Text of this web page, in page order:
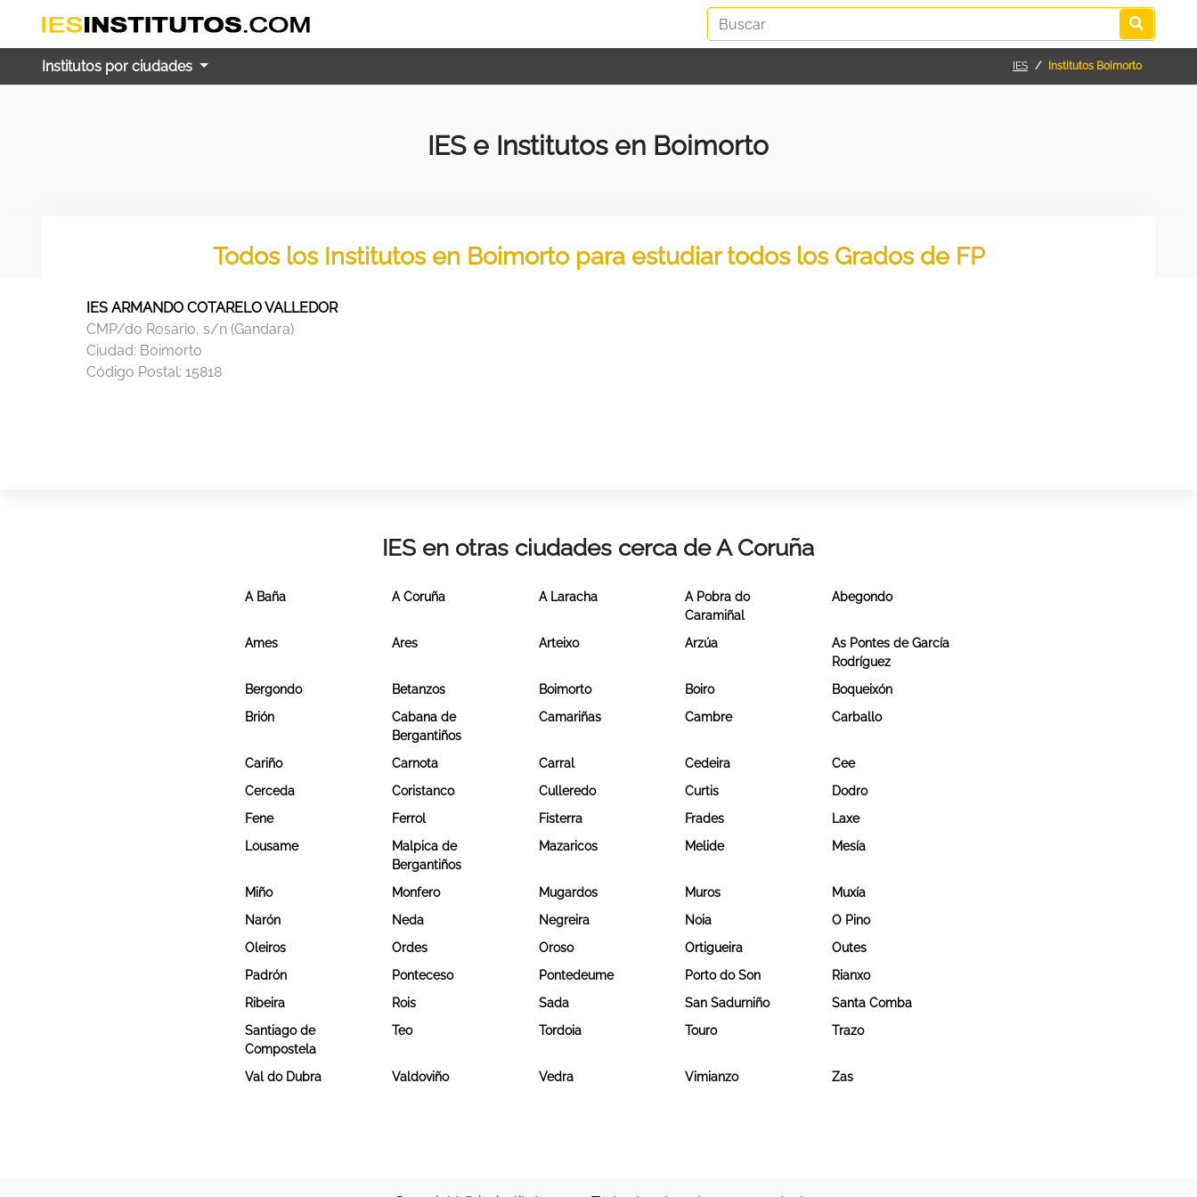
Institutos por ciudades IES Institutos Boimorto
IES e Institutos en Boimorto
Todos los Institutos en Boimorto para estudiar todos los Grados de FP
IES ARMANDO COTARELO VALLEDOR
CMP/do Rosario, s/n (Gandara)
Ciudad: Boimorto
Código Postal: 15818
IES en otras ciudades cerca de A Coruña
A Baña A Coruña A Laracha
A Pobra do
Caramiñal
Abegondo
Ames Ares Arteixo Arzúa
As Pontes de García
Rodríguez
Bergondo
Betanzos Boimorto Boiro
Boqueixón
Brión
Cabana de
Bergantiños
Camariñas Cambre Carballo
Cariño Carnota Carral Cedeira
Cee
Cerceda
Coristanco Culleredo Curtis
Dodro
Fene
Ferrol Fisterra Frades
Laxe
Lousame
Malpica de
Bergantiños
Mazaricos Melide Mesía
Miño Monfero Mugardos Muros
Muxía
Narón
Neda Negreira Noia
O Pino
Oleiros
Ordes Oroso Ortigueira
Outes
Padrón
Ponteceso Pontedeume Porto do Son
Rianxo
Ribeira
Rois Sada San Sadurniño
Santa Comba
Santiago de
Compostela
Teo Tordoia Touro Trazo
Val do Dubra Valdoviño Vedra Vimianzo Zas